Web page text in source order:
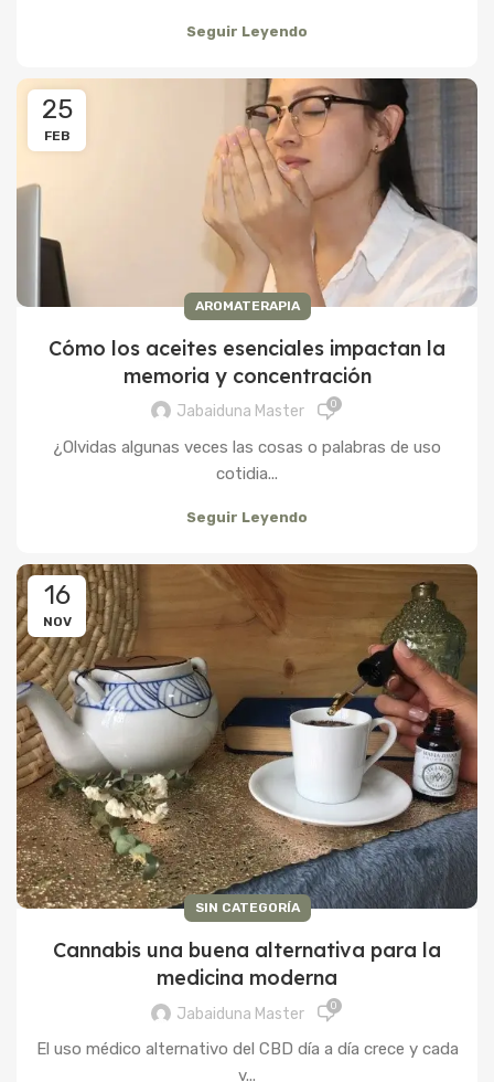
Seguir Leyendo
25
FEB
AROMATERAPIA
Cómo los aceites esenciales impactan la
memoria y concentración
Jabaiduna Master 0
¿Olvidas algunas veces las cosas o palabras de uso
cotidia...
Seguir Leyendo
16
NOV
SIN CATEGORÍA
Cannabis una buena alternativa para la
medicina moderna
Jabaiduna Master 0
El uso médico alternativo del CBD día a día crece y cada
v...